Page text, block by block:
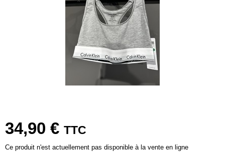
34,90 € TTC
Ce produit n'est actuellement pas disponible à la vente en ligne